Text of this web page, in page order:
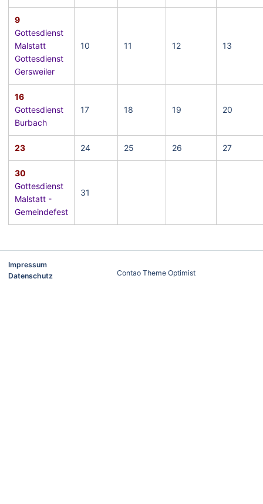
9
Gottesdienst
Malstatt
Gottesdienst
Gersweiler
10 11 12 13
16
Gottesdienst
Burbach
17 18 19 20
23 24 25 26 27
30
Gottesdienst
Malstatt -
Gemeindefest
31
Impressum
Datenschutz
Contao Theme Optimist